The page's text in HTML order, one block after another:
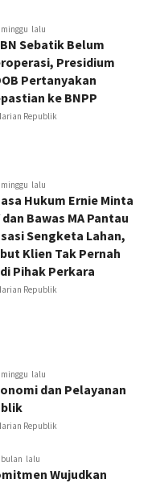
minggu lalu
Sebatik Belum
Presidium
Pertanyakan
ke BNPP
Republik
minggu lalu
Hukum Ernie Minta
dan Bawas MA Pantau
Sengketa Lahan,
Klien Tak Pernah
Pihak Perkara
Republik
minggu lalu
dan Pelayanan
Republik
bulan lalu
Wujudkan